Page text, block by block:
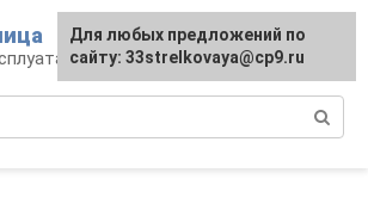
теплиц
Для любых предложений по
сайту: 33strelkovaya@cp9.ru